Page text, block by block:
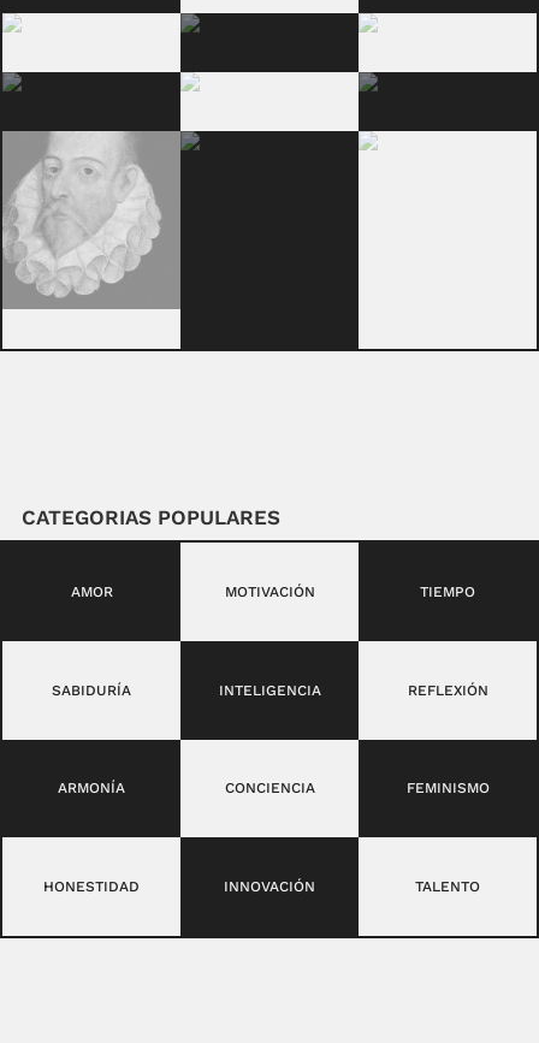
CATEGORIAS POPULARES
AMOR MOTIVACIÓN TIEMPO
SABIDURÍA INTELIGENCIA REFLEXIÓN
ARMONÍA CONCIENCIA FEMINISMO
HONESTIDAD INNOVACIÓN TALENTO